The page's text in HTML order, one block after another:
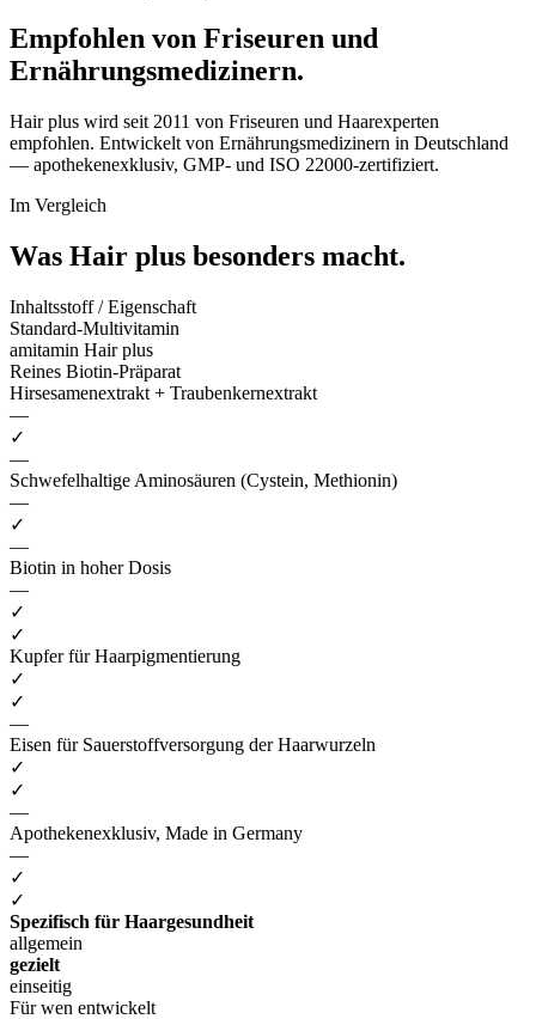
Empfohlen von Friseuren und
Ernährungsmedizinern.
Hair plus wird seit 2011 von Friseuren und Haarexperten
empfohlen. Entwickelt von Ernährungsmedizinern in Deutschland
— apothekenexklusiv, GMP- und ISO 22000-zertifiziert.
Im Vergleich
Was Hair plus besonders macht.
Inhaltsstoff / Eigenschaft
Standard-Multivitamin
amitamin Hair plus
Reines Biotin-Präparat
Hirsesamenextrakt + Traubenkernextrakt
—
✓
—
Schwefelhaltige Aminosäuren (Cystein, Methionin)
—
✓
—
Biotin in hoher Dosis
—
✓
✓
Kupfer für Haarpigmentierung
✓
✓
—
Eisen für Sauerstoffversorgung der Haarwurzeln
✓
✓
—
Apothekenexklusiv, Made in Germany
—
✓
✓
Spezifisch für Haargesundheit
allgemein
gezielt
einseitig
Für wen entwickelt